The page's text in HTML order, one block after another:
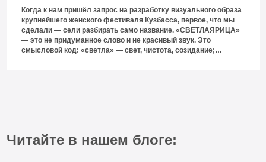
Когда к нам пришёл запрос на разработку визуального образа
крупнейшего женского фестиваля Кузбасса, первое, что мы
сделали — сели разбирать само название. «СВЕТЛАЯРИЦА»
— это не придуманное слово и не красивый звук. Это
смысловой код: «светла» — свет, чистота, созидание;
Читайте в нашем блоге: